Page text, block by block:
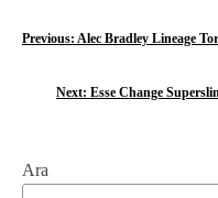
Y
ı
Previous: Alec Bradley Lineage
Next: Esse Change
Ara